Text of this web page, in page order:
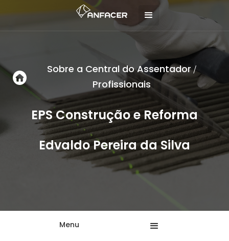
Sobre a Central do Assentador/
Profissionais
EPS Construção e Reforma
Edvaldo Pereira da Silva
Menu